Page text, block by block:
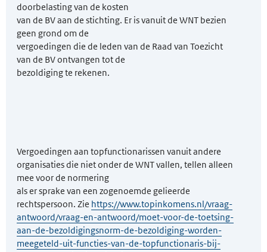
doorbelasting van de kosten
van de BV aan de stichting. Er is vanuit de WNT bezien
geen grond om de
vergoedingen die de leden van de Raad van Toezicht
van de BV ontvangen tot de
bezoldiging te rekenen.
Vergoedingen aan topfunctionarissen vanuit andere
organisaties die niet onder de WNT vallen, tellen alleen
mee voor de normering
als er sprake van een zogenoemde gelieerde
rechtspersoon. Zie https://www.topinkomens.nl/vraag-
antwoord/vraag-en-antwoord/moet-voor-de-toetsing-
aan-de-bezoldigingsnorm-de-bezoldiging-worden-
meegeteld-uit-functies-van-de-topfunctionaris-bij-